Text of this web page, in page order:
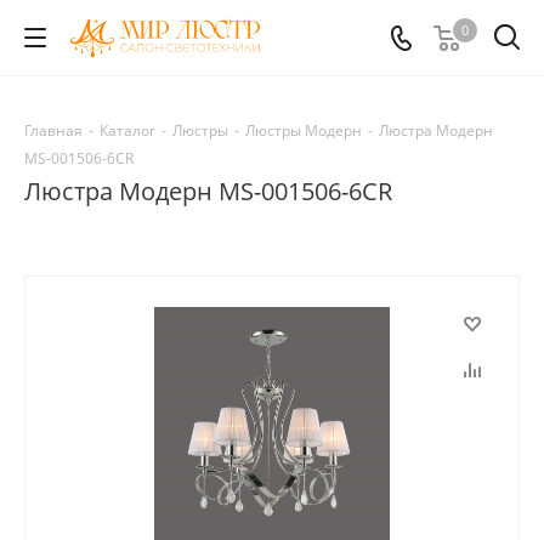
0
Главная - Каталог - Люстры - Люстры Модерн - Люстра Модерн
MS-001506-6CR
Люстра Модерн MS-001506-6CR